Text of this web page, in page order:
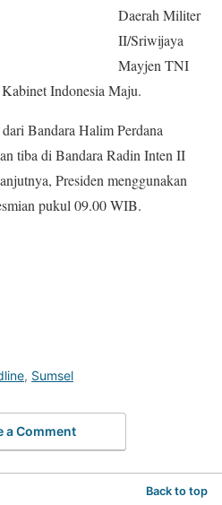
Daerah Militer
II/Sriwijaya
Mayjen TNI
Indonesia Maju.
Bandara Halim Perdana
tiba di Bandara Radin Inten II
Presiden menggunakan
pukul 09.00 WIB.
, Sumsel
a Comment
Back to top